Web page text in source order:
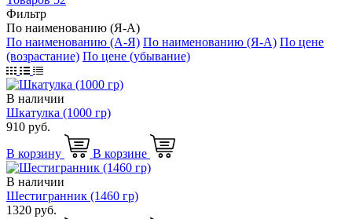
Фильтр
По наименованию (Я-А)
По наименованию (А-Я) По наименованию (Я-А) По цене
(возрастание) По цене (убывание)
В наличии
Шкатулка (1000 гр)
910 руб.
В корзину
В корзине
В наличии
Шестигранник (1460 гр)
1320 руб.